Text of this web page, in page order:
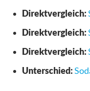
Direktvergleich:
Direktvergleich:
Direktvergleich:
Unterschied: